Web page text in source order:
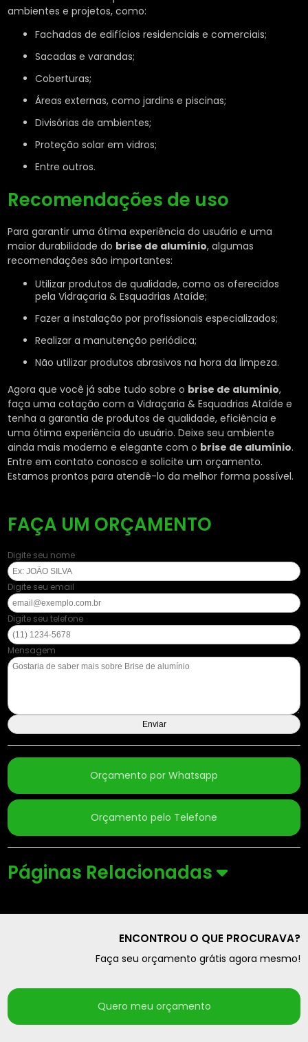
ambientes e projetos, como:
Fachadas de edifícios residenciais e comerciais;
Sacadas e varandas;
Coberturas;
Áreas externas, como jardins e piscinas;
Divisórias de ambientes;
Proteção solar em vidros;
Entre outros.
Recomendações de uso
Para garantir uma ótima experiência do usuário e uma
maior durabilidade do brise de alumínio, algumas
recomendações são importantes:
Utilizar produtos de qualidade, como os oferecidos
pela Vidraçaria & Esquadrias Ataíde;
Fazer a instalação por profissionais especializados;
Realizar a manutenção periódica;
Não utilizar produtos abrasivos na hora da limpeza.
Agora que você já sabe tudo sobre o brise de alumínio,
faça uma cotação com a Vidraçaria & Esquadrias Ataíde e
tenha a garantia de produtos de qualidade, eficiência e
uma ótima experiência do usuário. Deixe seu ambiente
ainda mais moderno e elegante com o brise de alumínio.
Entre em contato conosco e solicite um orçamento.
Estamos prontos para atendê-lo da melhor forma possível.
FAÇA UM ORÇAMENTO
Digite seu nome
Digite seu email
Digite seu telefone
Mensagem
Orçamento por Whatsapp
Orçamento pelo Telefone
Páginas Relacionadas
ENCONTROU O QUE PROCURAVA?
Faça seu orçamento grátis agora mesmo!
Quero meu orçamento